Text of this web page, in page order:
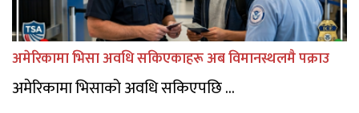
अमेरिकामा भिसा अवधि सकिएकाहरू अब विमानस्थलमै पक्राउ
अमेरिकामा भिसाको अवधि सकिएपछि ...